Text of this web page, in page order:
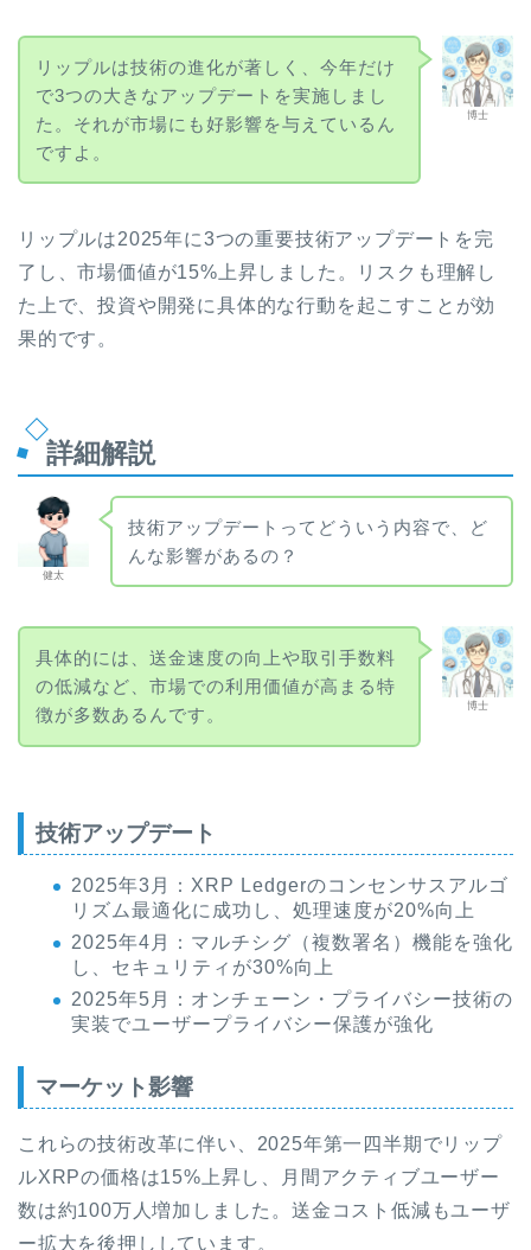
博士
リップルは技術の進化が著しく、今年だけ
で3つの大きなアップデートを実施しまし
た。それが市場にも好影響を与えているん
ですよ。
リップルは2025年に3つの重要技術アップデートを完
了し、市場価値が15%上昇しました。リスクも理解し
た上で、投資や開発に具体的な行動を起こすことが効
果的です。
詳細解説
健太
技術アップデートってどういう内容で、ど
んな影響があるの？
博士
具体的には、送金速度の向上や取引手数料
の低減など、市場での利用価値が高まる特
徴が多数あるんです。
技術アップデート
2025年3月：XRP Ledgerのコンセンサスアルゴ
リズム最適化に成功し、処理速度が20%向上
2025年4月：マルチシグ（複数署名）機能を強化
し、セキュリティが30%向上
2025年5月：オンチェーン・プライバシー技術の
実装でユーザープライバシー保護が強化
マーケット影響
これらの技術改革に伴い、2025年第一四半期でリップ
ルXRPの価格は15%上昇し、月間アクティブユーザー
数は約100万人増加しました。送金コスト低減もユーザ
ー拡大を後押ししています。